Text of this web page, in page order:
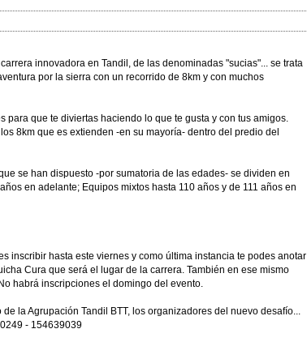
innovadora en Tandil, de las denominadas "sucias"... se trata
por la sierra con un recorrido de 8km y con muchos
para que te diviertas haciendo lo que te gusta y con tus amigos.
8km que es extienden -en su mayoría- dentro del predio del
se han dispuesto -por sumatoria de las edades- se dividen en
en adelante; Equipos mixtos hasta 110 años y de 111 años en
inscribir hasta este viernes y como última instancia te podes anotar
Cura que será el lugar de la carrera. También en ese mismo
habrá inscripciones el domingo del evento.
la Agrupación Tandil BTT, los organizadores del nuevo desafío...
- 154639039